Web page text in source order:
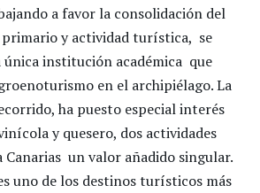
a favor la consolidación del
y actividad turística, se
institución académica que
en el archipiélago. La
ha puesto especial interés
y quesero, dos actividades
Canarias un valor añadido singular.
uno de los destinos turísticos más